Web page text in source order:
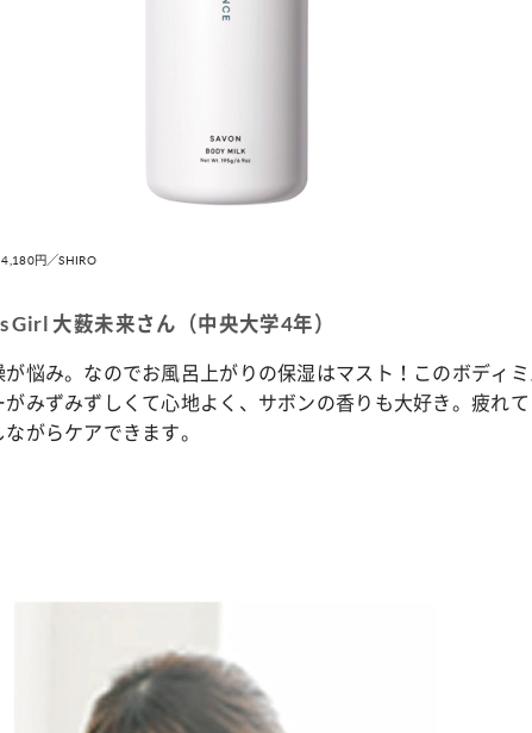
円／SHIRO
Girl 大薮未来さん（中央大学4年）
悩み。なのでお風呂上がりの保湿はマスト！このボディミ
みずみずしくて心地よく、サボンの香りも大好き。疲れ
がらケアできます。